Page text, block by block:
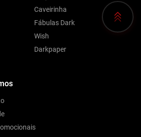
Caveirinha
Fábulas Dark
Wish
Darkpaper